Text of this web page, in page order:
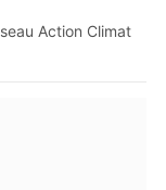
Action Climat